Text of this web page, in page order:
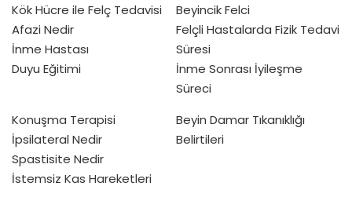
Kök Hücre ile Felç Tedavisi
Afazi Nedir
İnme Hastası
Duyu Eğitimi
Beyincik Felci
Felçli Hastalarda Fizik Tedavi
Süresi
İnme Sonrası İyileşme
Süreci
Konuşma Terapisi
İpsilateral Nedir
Spastisite Nedir
İstemsiz Kas Hareketleri
Beyin Damar Tıkanıklığı
Belirtileri